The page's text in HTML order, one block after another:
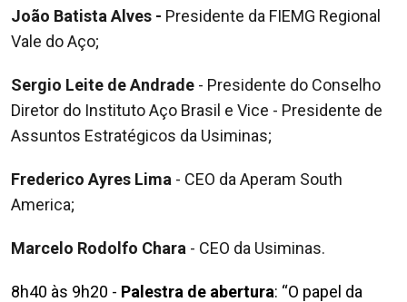
João Batista Alves - Presidente da FIEMG Regional
Vale do Aço;
Sergio Leite de Andrade - Presidente do Conselho
Diretor do InstitutoAço Brasil e Vice - Presidente de
Assuntos Estratégicos da Usiminas;
Frederico Ayres Lima - CEO da Aperam South
America;
Marcelo Rodolfo Chara - CEO da Usiminas.
8h40 às 9h20 - Palestra de abertura: “O papel da